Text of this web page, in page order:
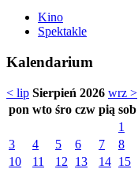
Kino
Spektakle
Kalendarium
< lip Sierpień 2026 wrz >
pon wto śro czw pią sob
1
3
4 5 6 7 8
10
11 12 13 14 15